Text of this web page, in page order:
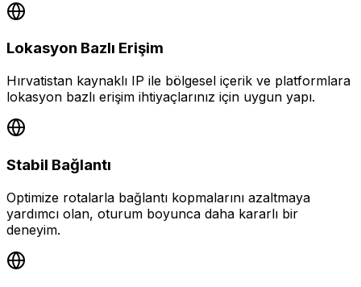
Lokasyon Bazlı Erişim
Hırvatistan kaynaklı IP ile bölgesel içerik ve platformlara
lokasyon bazlı erişim ihtiyaçlarınız için uygun yapı.
Stabil Bağlantı
Optimize rotalarla bağlantı kopmalarını azaltmaya
yardımcı olan, oturum boyunca daha kararlı bir
deneyim.